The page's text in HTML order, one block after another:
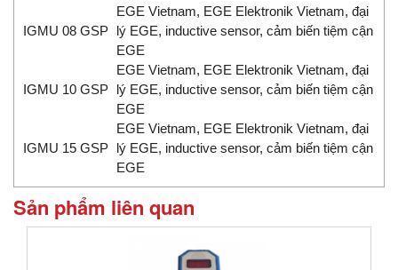
IGMU 08 GSP
EGE Vietnam, EGE Elektronik Vietnam, đại
lý EGE, inductive sensor, cảm biến tiệm cận
EGE
IGMU 10 GSP
EGE Vietnam, EGE Elektronik Vietnam, đại
lý EGE, inductive sensor, cảm biến tiệm cận
EGE
IGMU 15 GSP
EGE Vietnam, EGE Elektronik Vietnam, đại
lý EGE, inductive sensor, cảm biến tiệm cận
EGE
Sản phẩm liên quan